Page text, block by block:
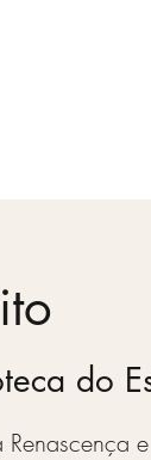
do
e